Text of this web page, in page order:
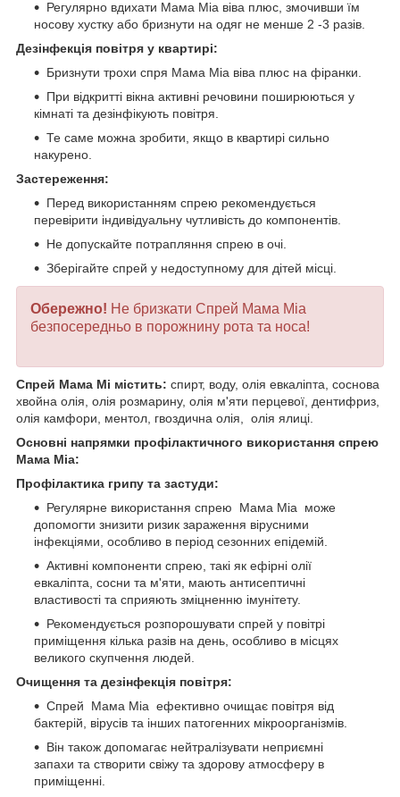
Регулярно вдихати Мама Міа віва плюс, змочивши їм
носову хустку або бризнути на одяг не менше 2 -3 разів.
Дезінфекція повітря у квартирі:
Бризнути трохи спря Мама Міа віва плюс на фіранки.
При відкритті вікна активні речовини поширюються у
кімнаті та дезінфікують повітря.
Те саме можна зробити, якщо в квартирі сильно
накурено.
Застереження:
Перед використанням спрею рекомендується
перевірити індивідуальну чутливість до компонентів.
Не допускайте потрапляння спрею в очі.
Зберігайте спрей у недоступному для дітей місці.
Обережно! Не бризкати Спрей Мама Міа
безпосередньо в порожнину рота та носа!
Спрей Мама Мі містить: спирт, воду, олія евкаліпта, соснова
хвойна олія, олія розмарину, олія м'яти перцевої, дентифриз,
олія камфори, ментол, гвоздична олія, олія ялиці.
Основні напрямки профілактичного використання спрею
Мама Міа:
Профілактика грипу та застуди:
Регулярне використання спрею Мама Міа може
допомогти знизити ризик зараження вірусними
інфекціями, особливо в період сезонних епідемій.
Активні компоненти спрею, такі як ефірні олії
евкаліпта, сосни та м'яти, мають антисептичні
властивості та сприяють зміцненню імунітету.
Рекомендується розпорошувати спрей у повітрі
приміщення кілька разів на день, особливо в місцях
великого скупчення людей.
Очищення та дезінфекція повітря:
Спрей Мама Міа ефективно очищає повітря від
бактерій, вірусів та інших патогенних мікроорганізмів.
Він також допомагає нейтралізувати неприємні
запахи та створити свіжу та здорову атмосферу в
приміщенні.